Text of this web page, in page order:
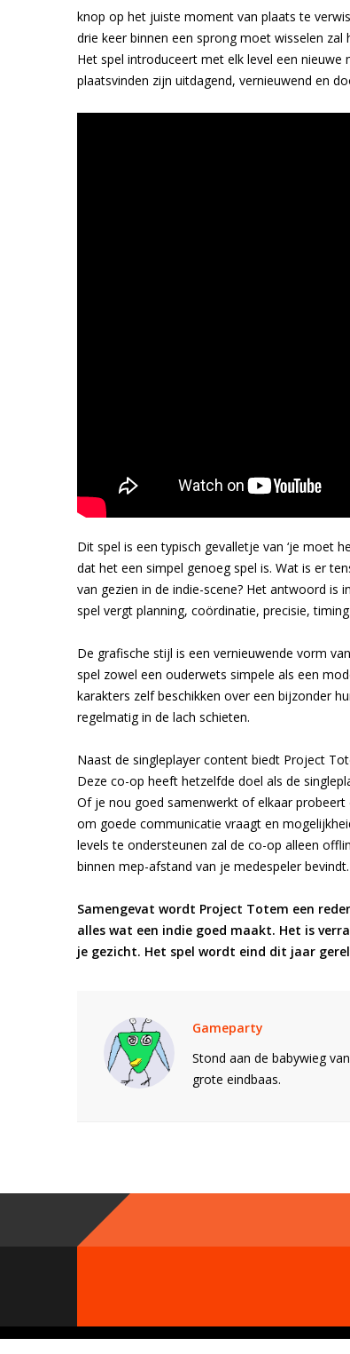
knop op het juiste moment van plaats te
drie keer binnen een sprong moet wisselen
Het spel introduceert met elk level een nieuwe
plaatsvinden zijn uitdagend, vernieuwend en
Dit spel is een typisch gevalletje van ‘je moet
dat het een simpel genoeg spel is. Wat is er
van gezien in de indie-scene? Het antwoord
spel vergt planning, coördinatie, precisie,
De grafische stijl is een vernieuwende vorm
spel zowel een ouderwets simpele als een
karakters zelf beschikken over een bijzonder
regelmatig in de lach schieten.
Naast de singleplayer content biedt Project
Deze co-op heeft hetzelfde doel als de
Of je nou goed samenwerkt of elkaar
om goede communicatie vraagt en
levels te ondersteunen zal de co-op alleen
binnen mep-afstand van je medespeler bevindt.
Samengevat wordt Project Totem een
alles wat een indie goed maakt. Het is
je gezicht. Het spel wordt eind dit jaar
Gameparty
Stond aan de babywieg
grote eindbaas.